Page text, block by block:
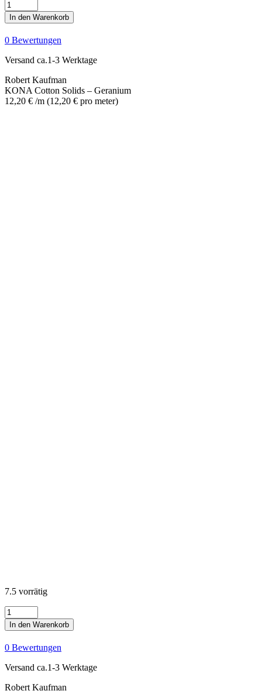
KONA
Cotton
Solids
-
Geranium
Menge
In den Warenkorb
0 Bewertungen
Versand ca.1-3 Werktage
Robert Kaufman
KONA Cotton Solids – Geranium
12,20 € /m (12,20 € pro meter)
7.5 vorrätig
KONA
Cotton
Solids
-
Melon
Menge
In den Warenkorb
0 Bewertungen
Versand ca.1-3 Werktage
Robert Kaufman